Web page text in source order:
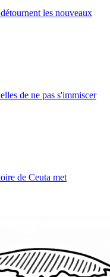
les nouveaux
de ne pas s'immiscer
de Ceuta met